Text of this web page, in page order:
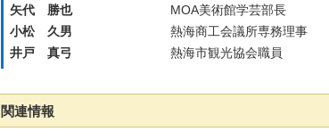
矢代 勝也
小松 久男
井戸 真弓
MOA美術館学芸部長
熱海商工会議所専務理事
熱海市観光協会職員
関連情報